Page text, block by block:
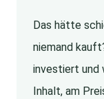
Das hätte
niemand
investiert und
Inhalt, am